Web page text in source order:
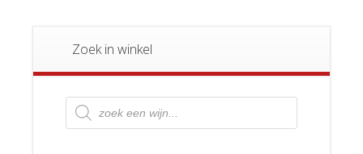
Zoek in winkel
Producten
zoeken